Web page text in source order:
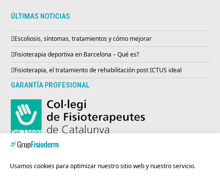
Usamos cookies para optimizar nuestro sitio web y nuestro servicio.
ÚLTIMAS NOTICIAS
Escoliosis, síntomas, tratamientos y cómo mejorar
Fisioterapia deportiva en Barcelona – Qué es?
Fisioterapia, el tratamiento de rehabilitación post ICTUS ideal
GARANTÍA PROFESIONAL
ENTIDAD INSCRITA EN EL REGISTRO SANITARIO